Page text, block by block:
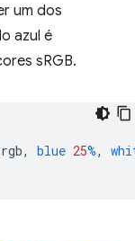
um dos
azul é
sRGB.
, blue 25%,